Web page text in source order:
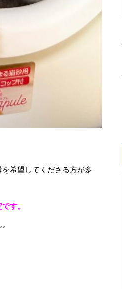
希望してくださる方が多
す。